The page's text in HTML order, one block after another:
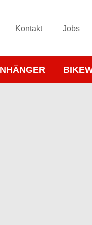
Kontakt Jobs